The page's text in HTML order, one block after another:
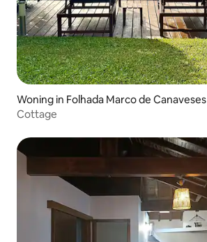
Woning in Folhada Marco de Canaveses - Port
o
Cottage